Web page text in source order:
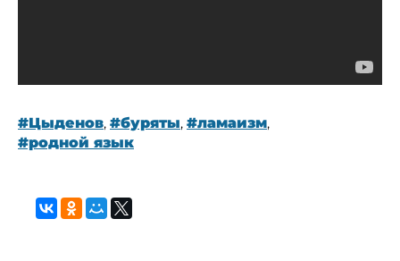
#Цыденов, #буряты, #ламаизм,
#родной язык